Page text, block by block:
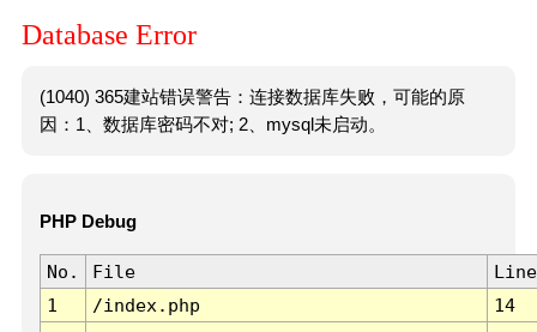
Database Error
(1040) 365建站错误警告：连接数据库失败，可能的原
因：1、数据库密码不对; 2、mysql未启动。
PHP Debug
No. File
Line
1
/index.php 14